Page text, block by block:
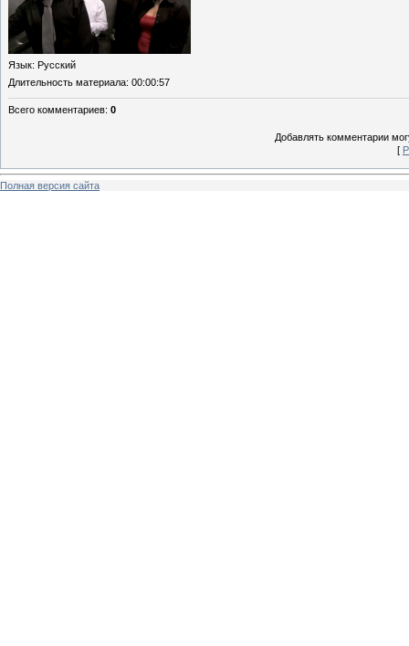
Язык: Русский
Длительность материала: 00:00:57
Всего комментариев: 0
Добавлять комментарии
[
Полная версия сайта